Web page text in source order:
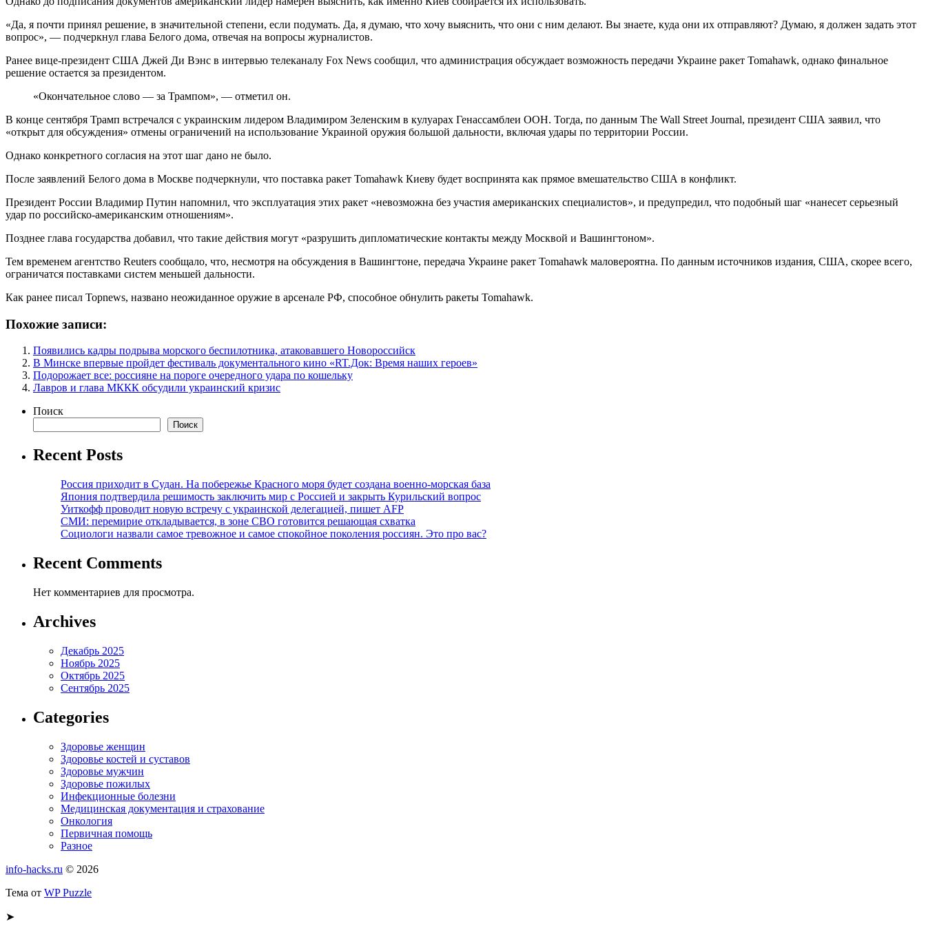
«Да, я почти принял решение, в значительной степени, если подумать. Да, я думаю, что хочу выяснить, что они с ним делают. Вы знаете, куда они их отправляют? Думаю, я должен задать этот
вопрос», — подчеркнул глава Белого дома, отвечая на вопросы журналистов.
Ранее вице-президент США Джей Ди Вэнс в интервью телеканалу Fox News сообщил, что администрация обсуждает возможность передачи Украине ракет Tomahawk, однако финальное
решение остается за президентом.
«Окончательное слово — за Трампом», — отметил он.
В конце сентября Трамп встречался с украинским лидером Владимиром Зеленским в кулуарах Генассамблеи ООН. Тогда, по данным The Wall Street Journal, президент США заявил, что
«открыт для обсуждения» отмены ограничений на использование Украиной оружия большой дальности, включая удары по территории России.
Однако конкретного согласия на этот шаг дано не было.
После заявлений Белого дома в Москве подчеркнули, что поставка ракет Tomahawk Киеву будет воспринята как прямое вмешательство США в конфликт.
Президент России Владимир Путин напомнил, что эксплуатация этих ракет «невозможна без участия американских специалистов», и предупредил, что подобный шаг «нанесет серьезный
удар по российско-американским отношениям».
Позднее глава государства добавил, что такие действия могут «разрушить дипломатические контакты между Москвой и Вашингтоном».
Тем временем агентство Reuters сообщало, что, несмотря на обсуждения в Вашингтоне, передача Украине ракет Tomahawk маловероятна. По данным источников издания, США, скорее всего,
ограничатся поставками систем меньшей дальности.
Как ранее писал Topnews, названо неожиданное оружие в арсенале РФ, способное обнулить ракеты Tomahawk.
Похожие записи:
Появились кадры подрыва морского беспилотника, атаковавшего Новороссийск
В Минске впервые пройдет фестиваль документального кино «RT.Док: Время наших героев»
Подорожает все: россияне на пороге очередного удара по кошельку
Лавров и глава МККК обсудили украинский кризис
Поиск
Поиск
Recent Posts
Россия приходит в Судан. На побережье Красного моря будет создана военно-морская база
Япония подтвердила решимость заключить мир с Россией и закрыть Курильский вопрос
Уиткофф проводит новую встречу с украинской делегацией, пишет AFP
СМИ: перемирие откладывается, в зоне СВО готовится решающая схватка
Социологи назвали самое тревожное и самое спокойное поколения россиян. Это про вас?
Recent Comments
Нет комментариев для просмотра.
Archives
Декабрь 2025
Ноябрь 2025
Октябрь 2025
Сентябрь 2025
Categories
Здоровье женщин
Здоровье костей и суставов
Здоровье мужчин
Здоровье пожилых
Инфекционные болезни
Медицинская документация и страхование
Онкология
Первичная помощь
Разное
info-hacks.ru © 2026
Тема от WP Puzzle
➤